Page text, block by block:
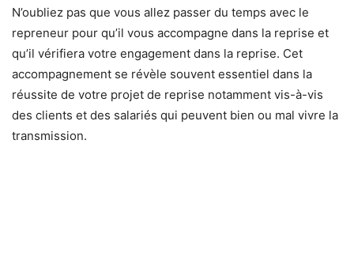
N’oubliez pas que vous allez passer du temps avec le
repreneur pour qu’il vous accompagne dans la reprise et
qu’il vérifiera votre engagement dans la reprise. Cet
accompagnement se révèle souvent essentiel dans la
réussite de votre projet de reprise notamment vis-à-vis
des clients et des salariés qui peuvent bien ou mal vivre la
transmission.